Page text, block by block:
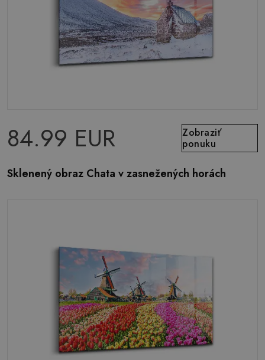
84.99 EUR
Zobraziť
ponuku
Sklenený obraz Chata v zasnežených horách